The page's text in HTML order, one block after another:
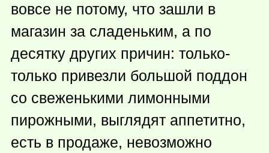
вовсе не потому, что зашли в
магазин за сладеньким, а по
десятку других причин: только-
только привезли большой поддон
со свеженькими лимонными
пирожными, выглядят аппетитно,
есть в продаже, невозможно